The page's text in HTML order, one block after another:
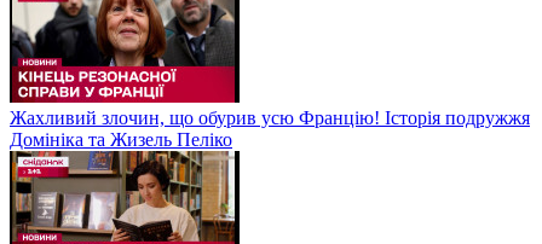
Жахливий злочин, що обурив усю Францію! Історія подружжя
Домініка та Жизель Пеліко